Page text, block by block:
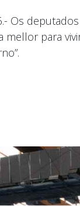
Os
mellor para